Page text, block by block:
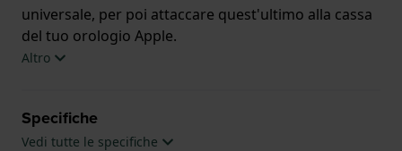
universale, per poi attaccare quest'ultimo alla cassa
del tuo orologio Apple.
Altro
Specifiche
Vedi tutte le specifiche